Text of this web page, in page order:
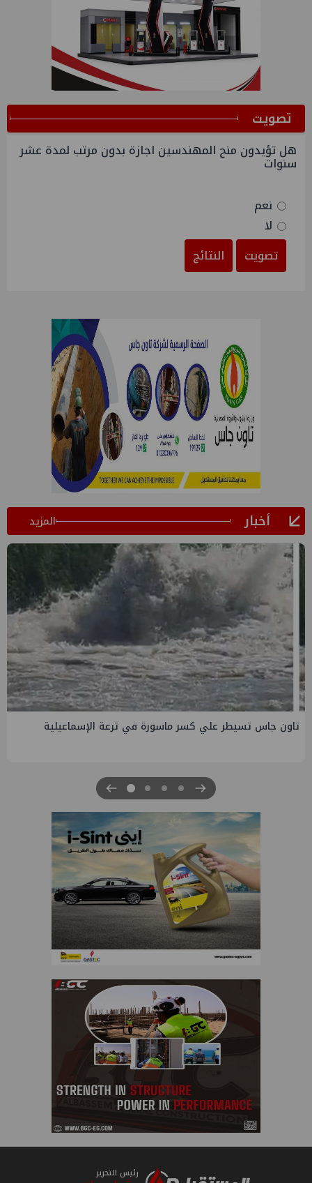
ﺗﺼﻮﻳﺖ
هل تؤيدون منح المهندسين اجازة بدون مرتب لمدة عشر
سنوات
نعم
لا
تصويت
النتائج
أخبار المزيد
صفقة إماراتية جديدة في الساحل الشمالي ب135 مليار جنيه
رئيس التحرير